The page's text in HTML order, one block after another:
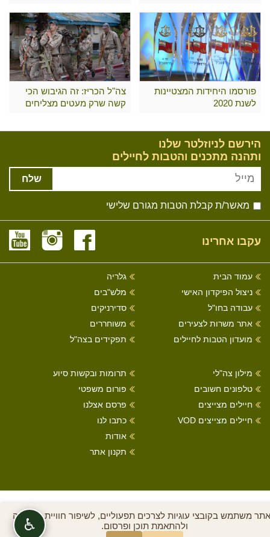
פורסמו היחידות המצטיינות
לשנת 2020
צה"ל הכריז: זה הגיבוש הכי
קשה שרק מעטים מצליחים
הירשם לניוזלטר שלנו
ותהנה מתכנים והטבות לחיילים
שלח
מאשר/ת קבלת הטבות מגורם שלישי
עקבו אחרינו
עמוד הבית
ניצול הפיקדון האישי
עבודה בחו"ל
אתר משרות לצעירים
מועדון הטבות לחיילים
גלריה
מלש"בים
סדירניקים
משוחררים
תפקידים בצה"ל
מילון צה"לי
טלפונים חשובים
חיילים מצייצים
חיילים מצייצים VOD
תרומות ובקשות סיוע
פורום משפטי
פרסם אצלנו
כתבו לנו
אודות
תקנון אתר
משתמש בקובצי עוגיות לצרכים תפעוליים, לשיפור חוויית הגלישה
ולהתאמת תוכן ופרסום.
♿